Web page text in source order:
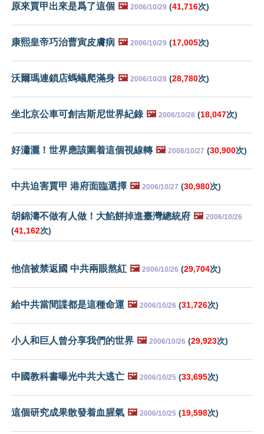
原來賈甲出來是爲了這個 🖼️ 2006/10/29 (41,716次)
康熙皇帝巧治曹寅皮膚病 🖼️ 2006/10/29 (17,005次)
沃爾瑪連鎖店螞蟻爬滿身 🖼️ 2006/10/28 (28,780次)
坐北京公車可創吉斯尼世界紀錄 🖼️ 2006/10/28 (18,047次)
好瀟灑！世界應該圍着這個視線轉 🖼️ 2006/10/27 (30,900次)
中共迫害賈甲 港府面臨選擇 🖼️ 2006/10/27 (30,980次)
胡錦濤不做有人做！大餡餅掉進臺灣總統府 🖼️ 2006/10/26
(41,162次)
他信被禁返國 中共兩眼熬紅 🖼️ 2006/10/26 (29,704次)
給中共當間諜都是這種命運 🖼️ 2006/10/26 (31,726次)
小人和巨人曾分享我們的世界 🖼️ 2006/10/26 (29,923次)
中國教科書曝光中共大逃亡 🖼️ 2006/10/25 (33,695次)
這個研究成果散發着血腥氣 🖼️ 2006/10/25 (19,598次)